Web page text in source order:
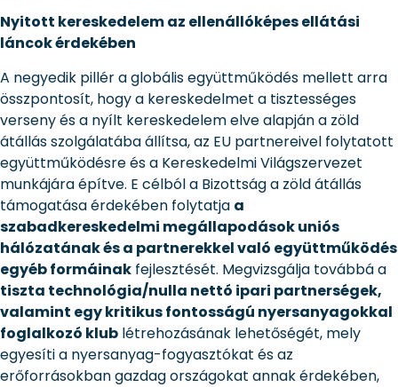
Nyitott kereskedelem az ellenállóképes ellátási
láncok érdekében
A negyedik pillér a globális együttműködés mellett arra
összpontosít, hogy a kereskedelmet a tisztességes
verseny és a nyílt kereskedelem elve alapján a zöld
átállás szolgálatába állítsa, az EU partnereivel folytatott
együttműködésre és a Kereskedelmi Világszervezet
munkájára építve. E célból a Bizottság a zöld átállás
támogatása érdekében folytatja a
szabadkereskedelmi megállapodások uniós
hálózatának és a partnerekkel való együttműködés
egyéb formáinak fejlesztését. Megvizsgálja továbbá a
tiszta technológia/nulla nettó ipari partnerségek,
valamint egy kritikus fontosságú nyersanyagokkal
foglalkozó klub létrehozásának lehetőségét, mely
egyesíti a nyersanyag-fogyasztókat és az
erőforrásokban gazdag országokat annak érdekében,